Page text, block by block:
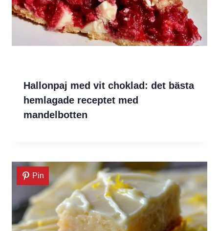
Hallonpaj med vit choklad: det bästa
hemlagade receptet med
mandelbotten
Pin